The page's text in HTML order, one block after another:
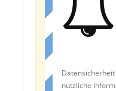
nützliche